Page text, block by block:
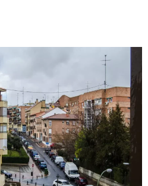
de los nombres no
del este de Madridcon
hasta el año
barrios oficiales deCasco
,Valdebernardo,
. Es también la zona
la ciudad de Madrid,
200.000 euros.